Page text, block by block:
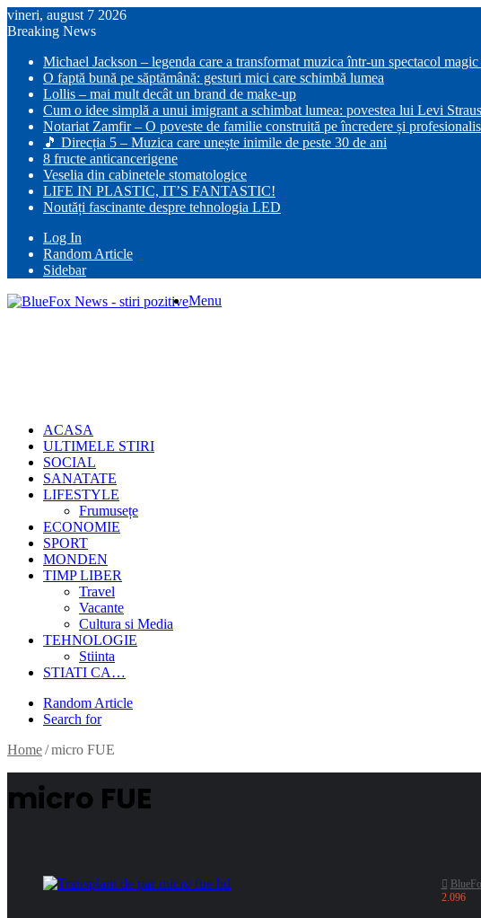
vineri, august 7 2026
Breaking News
Michael Jackson – legenda care a transformat muzica într-un spectacol
O faptă bună pe săptămână: gesturi mici care schimbă lumea
Lollis – mai mult decât un brand de make-up
Cum o idee simplă a unui imigrant a schimbat lumea: povestea lui Levi
Notariat Zamfir – O poveste de familie construită pe încredere și
🎵 Direcția 5 – Muzica care unește inimile de peste 30 de ani
8 fructe anticancerigene
Veselia din cabinetele stomatologice
LIFE IN PLASTIC, IT’S FANTASTIC!
Noutăți fascinante despre tehnologia LED
Log In
Random Article
Sidebar
Menu
ACASA
ULTIMELE STIRI
SOCIAL
SANATATE
LIFESTYLE
Frumusețe
ECONOMIE
SPORT
MONDEN
TIMP LIBER
Travel
Vacante
Cultura si Media
TEHNOLOGIE
Stiinta
STIATI CA…
Random Article
Search for
Home/micro FUE
micro FUE
2.096